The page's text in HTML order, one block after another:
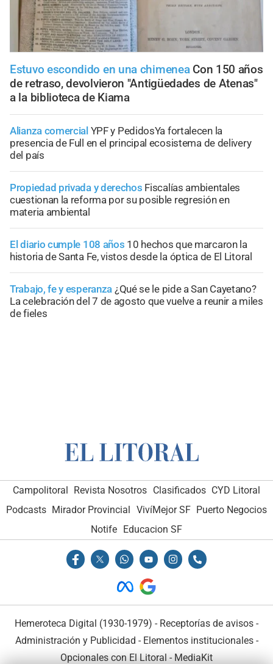
Estuvo escondido en una chimenea Con 150 años
de retraso, devolvieron "Antigüedades de Atenas"
a la biblioteca de Kiama
Alianza comercial YPF y PedidosYa fortalecen la
presencia de Full en el principal ecosistema de delivery
del país
Propiedad privada y derechos Fiscalías ambientales
cuestionan la reforma por su posible regresión en
materia ambiental
El diario cumple 108 años 10 hechos que marcaron la
historia de Santa Fe, vistos desde la óptica de El Litoral
Trabajo, fe y esperanza ¿Qué se le pide a San Cayetano?
La celebración del 7 de agosto que vuelve a reunir a miles
de fieles
Campolitoral Revista Nosotros Clasificados CYD Litoral
Podcasts Mirador Provincial VivíMejor SF Puerto Negocios
Notife
Educacion SF
Hemeroteca Digital (1930-1979) - Receptorías de avisos -
Administración y Publicidad - Elementos institucionales-
Opcionales con El Litoral - MediaKit